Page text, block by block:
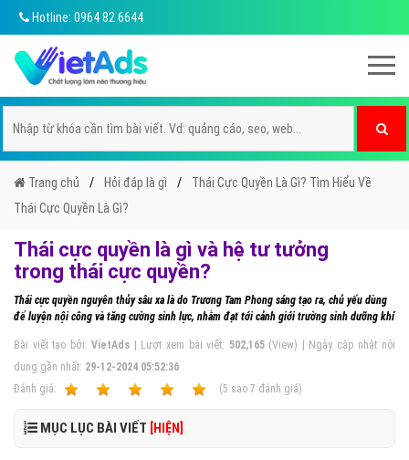
Hotline: 0964 82 6644
Trang chủ Hỏi đáp là gì
Thái Cực Quyền Là Gì? Tìm Hiểu Về
Thái Cực Quyền Là Gì?
Thái cực quyền là gì và hệ tư tưởng
trong thái cực quyền?
Thái cực quyền nguyên thủy sâu xa là do Trương Tam Phong sáng tạo ra, chủ yếu dùng
để luyện nội công và tăng cường sinh lực, nhằm đạt tới cảnh giới trường sinh dưỡng khí
Bài viết tạo bởi:VietAds | Lượt xem bài viết: 502,165(View) | Ngày cập nhật nội
dung gần nhất: 29-12-2024 05:52:36
Ðánh giá:
(5 sao 7 đánh giá)
MỤC LỤC BÀI VIẾT [HIỆN]